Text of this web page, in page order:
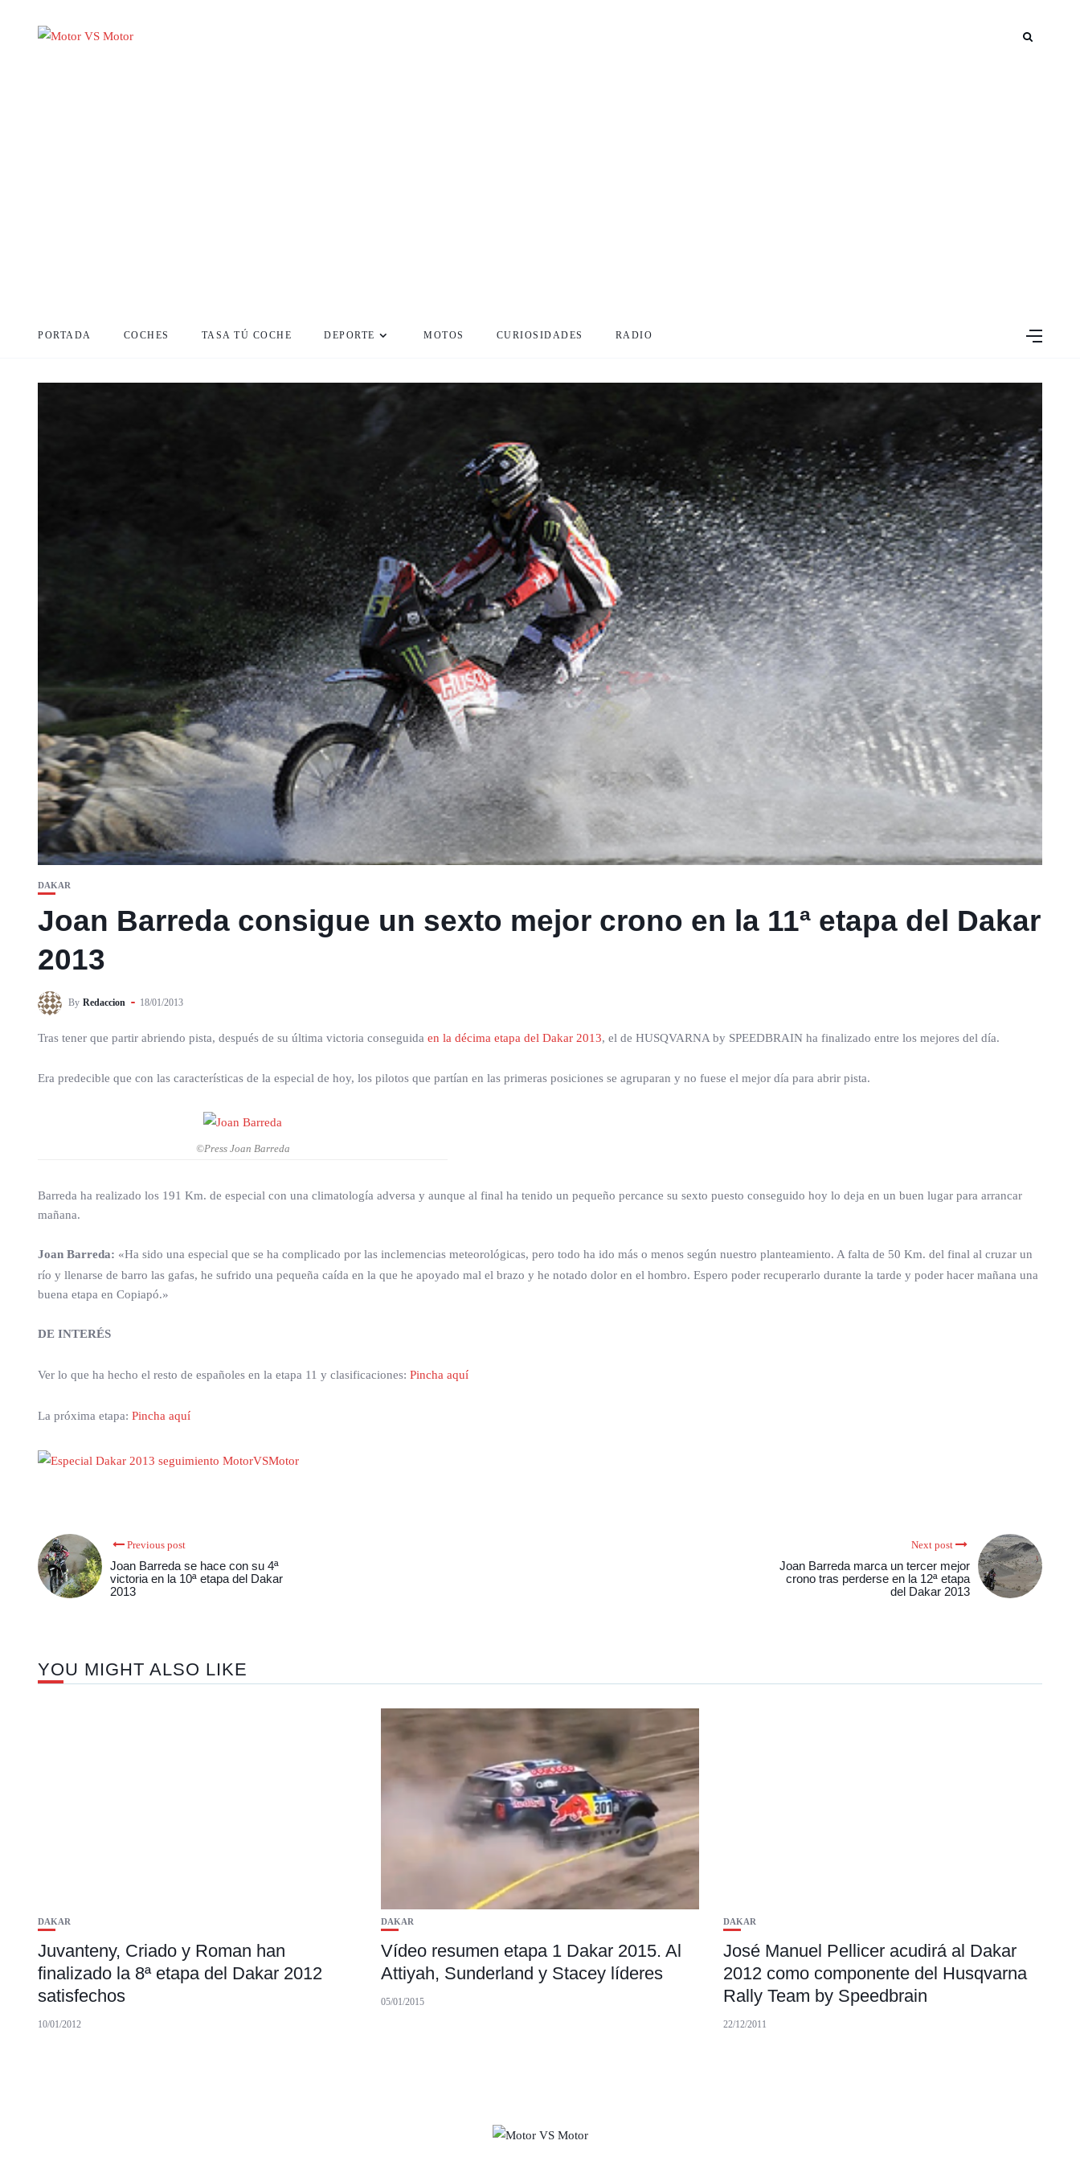
PORTADA COCHES TASA TÚ COCHE DEPORTE MOTOS CURIOSIDADES RADIO
DAKAR
Joan Barreda consigue un sexto mejor crono en la 11ª etapa del Dakar
2013
By Redaccion 18/01/2013
Tras tener que partir abriendo pista, después de su última victoria conseguida en la décima etapa del Dakar 2013, el de HUSQVARNA by SPEEDBRAIN ha finalizado entre los mejores del día.
Era predecible que con las características de la especial de hoy, los pilotos que partían en las primeras posiciones se agruparan y no fuese el mejor día para abrir pista.
©Press Joan Barreda
Barreda ha realizado los 191 Km. de especial con una climatología adversa y aunque al final ha tenido un pequeño percance su sexto puesto conseguido hoy lo deja en un buen lugar para arrancar
mañana.
Joan Barreda: «Ha sido una especial que se ha complicado por las inclemencias meteorológicas, pero todo ha ido más o menos según nuestro planteamiento. A falta de 50 Km. del final al cruzar un
río y llenarse de barro las gafas, he sufrido una pequeña caída en la que he apoyado mal el brazo y he notado dolor en el hombro. Espero poder recuperarlo durante la tarde y poder hacer mañana una
buena etapa en Copiapó.»
DE INTERÉS
Ver lo que ha hecho el resto de españoles en la etapa 11 y clasificaciones: Pincha aquí
La próxima etapa: Pincha aquí
Previous post
Joan Barreda se hace con su 4ª
victoria en la 10ª etapa del Dakar
2013
Next post
Joan Barreda marca un tercer mejor
crono tras perderse en la 12ª etapa
del Dakar 2013
YOU MIGHT ALSO LIKE
DAKAR
Juvanteny, Criado y Roman han
finalizado la 8ª etapa del Dakar 2012
satisfechos
10/01/2012
DAKAR
Vídeo resumen etapa 1 Dakar 2015. Al
Attiyah, Sunderland y Stacey líderes
05/01/2015
DAKAR
José Manuel Pellicer acudirá al Dakar
2012 como componente del Husqvarna
Rally Team by Speedbrain
22/12/2011